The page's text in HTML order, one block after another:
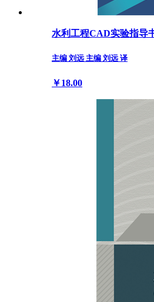
水利工程CAD实验指导
主编 刘远 主编 刘远 译
￥18.00